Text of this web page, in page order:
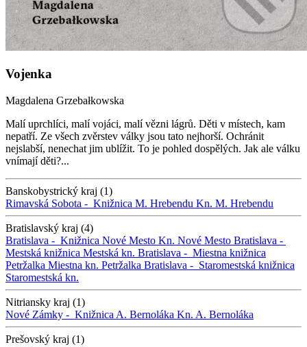
Vojenka
Magdalena Grzebałkowska
Malí uprchlíci, malí vojáci, malí vězni lágrů. Děti v místech, kam
nepatří. Ze všech zvěrstev války jsou tato nejhorší. Ochránit
nejslabší, nenechat jim ublížit. To je pohled dospělých. Jak ale válku
vnímají děti?...
Banskobystrický kraj (1)
Rimavská Sobota - Knižnica M. Hrebendu Kn. M. Hrebendu
Bratislavský kraj (4)
Bratislava - Knižnica Nové Mesto Kn. Nové Mesto Bratislava -
Mestská knižnica Mestská kn. Bratislava - Miestna knižnica
Petržalka Miestna kn. Petržalka Bratislava - Staromestská knižnica
Staromestská kn.
Nitriansky kraj (1)
Nové Zámky - Knižnica A. Bernoláka Kn. A. Bernoláka
Prešovský kraj (1)